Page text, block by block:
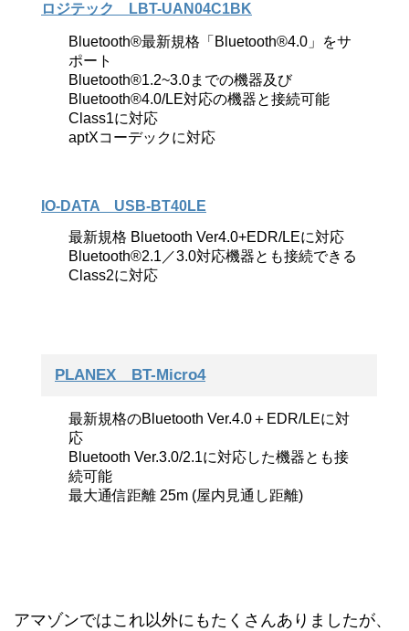
ロジテック LBT-UAN04C1BK
Bluetooth®最新規格「Bluetooth®4.0」をサ
ポート
Bluetooth®1.2~3.0までの機器及び
Bluetooth®4.0/LE対応の機器と接続可能
Class1に対応
aptXコーデックに対応
IO-DATA USB-BT40LE
最新規格 Bluetooth Ver4.0+EDR/LEに対応
Bluetooth®2.1／3.0対応機器とも接続できる
Class2に対応
PLANEX BT-Micro4
最新規格のBluetooth Ver.4.0＋EDR/LEに対
応
Bluetooth Ver.3.0/2.1に対応した機器とも接
続可能
最大通信距離 25m (屋内見通し距離)
アマゾンではこれ以外にもたくさんありましたが、